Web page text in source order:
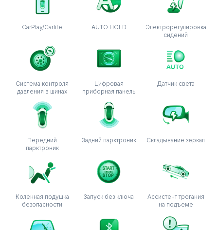
CarPlay/Carlife AUTO HOLD
Электрорегулировка
сидений
Система контроля
давления в шинах
Цифровая
приборная панель
Датчик света
Передний
парктроник
Задний парктроник Складывание зеркал
Коленная подушка
безопасности
Запуск без ключа
Ассистент трогания
на подъеме